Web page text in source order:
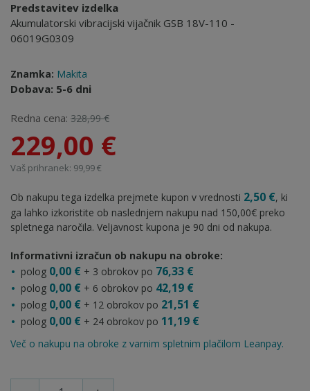
Predstavitev izdelka
Akumulatorski vibracijski vijačnik GSB 18V-110 -
06019G0309
Znamka: Makita
Dobava: 5-6 dni
Redna cena: 328,99 €
229,00 €
Vaš prihranek: 99,99 €
Ob nakupu tega izdelka prejmete kupon v vrednosti 2,50 €, ki
ga lahko izkoristite ob naslednjem nakupu nad 150,00€ preko
spletnega naročila. Veljavnost kupona je 90 dni od nakupa.
Informativni izračun ob nakupu na obroke:
polog 0,00 € + 3 obrokov po 76,33 €
polog 0,00 € + 6 obrokov po 42,19 €
polog 0,00 € + 12 obrokov po 21,51 €
polog 0,00 € + 24 obrokov po 11,19 €
Več o nakupu na obroke z varnim spletnim plačilom Leanpay.